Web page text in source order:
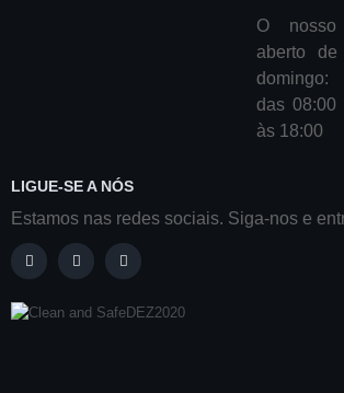
O nosso
aberto de
domingo:
das 08:00
às 18:00
LIGUE-SE A NÓS
Estamos nas redes sociais. Siga-nos e